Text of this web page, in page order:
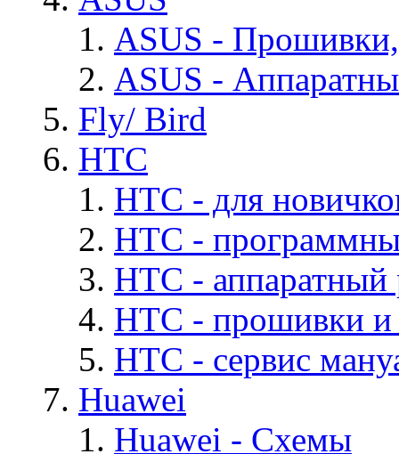
ASUS -
ASUS -
Fly/ Bird
HTC
HTC - для
HTC -
HTC - аппаратный
HTC - прошивки
HTC - cервис
Huawei
Huawei - Cхемы